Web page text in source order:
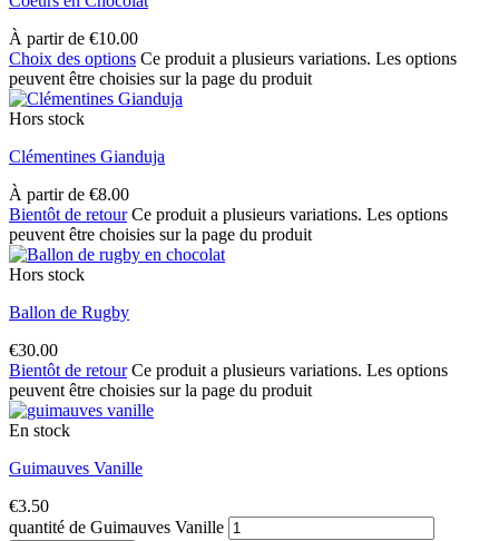
À partir de €10.00
Choix des options Ce produit a plusieurs variations. Les options
peuvent être choisies sur la page du produit
Hors stock
Clémentines Gianduja
À partir de €8.00
Bientôt de retour Ce produit a plusieurs variations. Les options
peuvent être choisies sur la page du produit
Hors stock
Ballon de Rugby
€30.00
Bientôt de retour Ce produit a plusieurs variations. Les options
peuvent être choisies sur la page du produit
En stock
Guimauves Vanille
€3.50
quantité de Guimauves Vanille